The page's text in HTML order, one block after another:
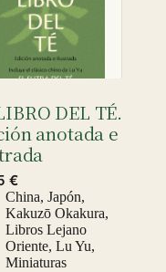
DEL TÉ.
anotada e
€
China, Japón,
Kakuzō Okakura,
Libros Lejano
Oriente, Lu Yu,
Miniaturas